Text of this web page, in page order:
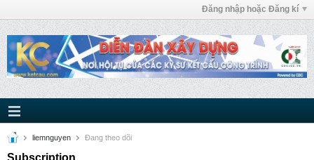
Đăng nhập hoặc Đăng kí
liemnguyen Ðang theo dõi
Subscription